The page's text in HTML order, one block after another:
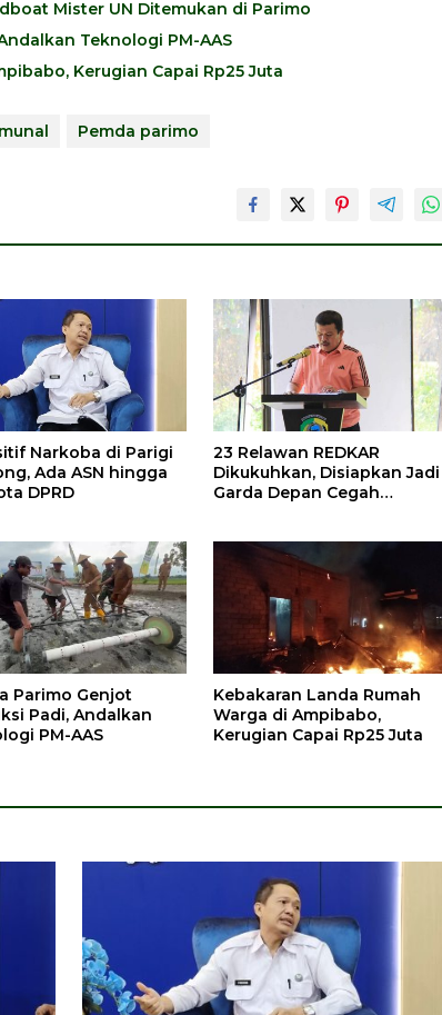
Mister UN Ditemukan di Parimo
Teknologi PM-AAS
Kerugian Capai Rp25 Juta
Pemda parimo
Narkoba di Parigi
Ada ASN hingga
DPRD
23 Relawan REDKAR
Dikukuhkan, Disiapkan Jadi
Garda Depan Cegah
Parimo Genjot
Padi, Andalkan
PM-AAS
Kebakaran Landa Rumah
Warga di Ampibabo,
Kerugian Capai Rp25 Juta